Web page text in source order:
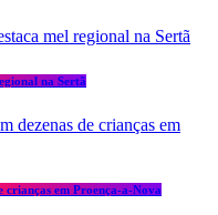
na Sertã
crianças em Proença-a-Nova